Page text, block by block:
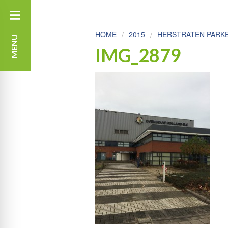
MENU
HOME 2015 HERSTRATEN
IMG_2879